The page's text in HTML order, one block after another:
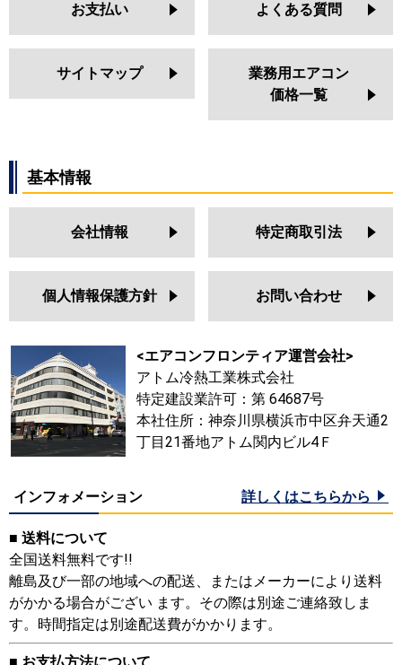
お支払い よくある質問
サイトマップ
業務用エアコン
価格一覧
基本情報
会社情報 特定商取引法
個人情報保護方針 お問い合わせ
<エアコンフロンティア運営会社>
アトム冷熱工業株式会社
特定建設業許可：第 64687号
本社住所：神奈川県横浜市中区弁天通2
丁目21番地アトム関内ビル4Ｆ
インフォメーション 詳しくはこちらから
■ 送料について
全国送料無料です!!
離島及び一部の地域への配送、またはメーカーにより送料
がかかる場合がござい ます。その際は別途ご連絡致しま
す。時間指定は別途配送費がかかります。